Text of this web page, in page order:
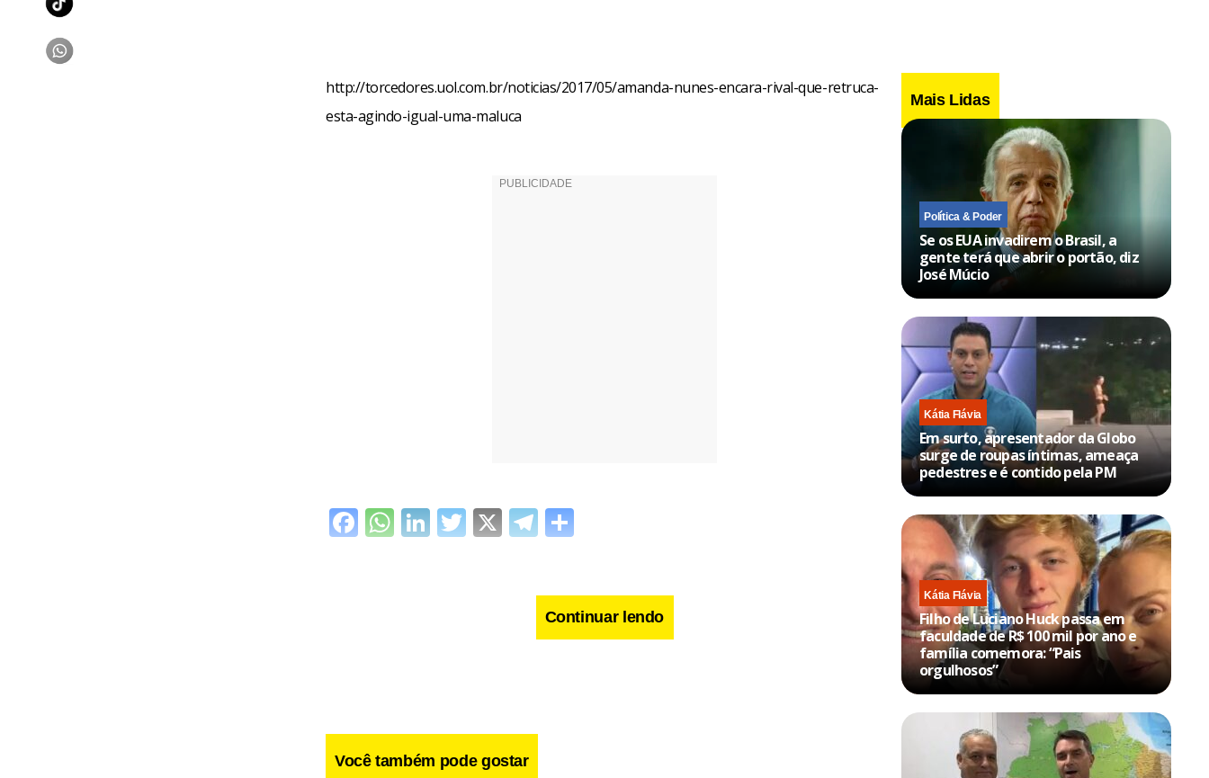
http://torcedores.uol.com.br/noticias/2017/05/amanda-nunes-encara-rival-que-retruca-
esta-agindo-igual-uma-maluca
Facebook
WhatsApp
LinkedIn
Twitter
X Telegram
Continuar lendo
Você também pode gostar
Mais Lidas
Política & Poder
Se os EUA invadirem o Brasil, a
gente terá que abrir o portão, diz
José Múcio
Kátia Flávia
Em surto, apresentador da Globo
surge de roupas íntimas, ameaça
pedestres e é contido pela PM
Kátia Flávia
Filho de Luciano Huck passa em
faculdade de R$ 100 mil por ano e
família comemora: “Pais
orgulhosos”